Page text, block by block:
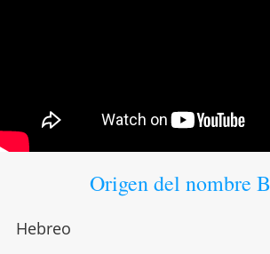
Origen del nombre
Hebreo